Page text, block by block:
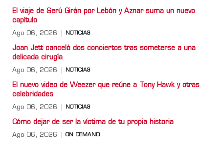
El viaje de Serú Girán por Lebón y Aznar suma un nuevo
capítulo
Ago 06, 2026 NOTICIAS
Joan Jett canceló dos conciertos tras someterse a una
delicada cirugía
Ago 06, 2026 NOTICIAS
El nuevo video de Weezer que reúne a Tony Hawk y otras
celebridades
Ago 06, 2026 NOTICIAS
Cómo dejar de ser la víctima de tu propia historia
Ago 06, 2026 ON DEMAND